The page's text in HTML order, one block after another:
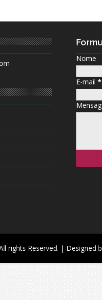
Nome
E-mail *
rights Reserved. | Designed